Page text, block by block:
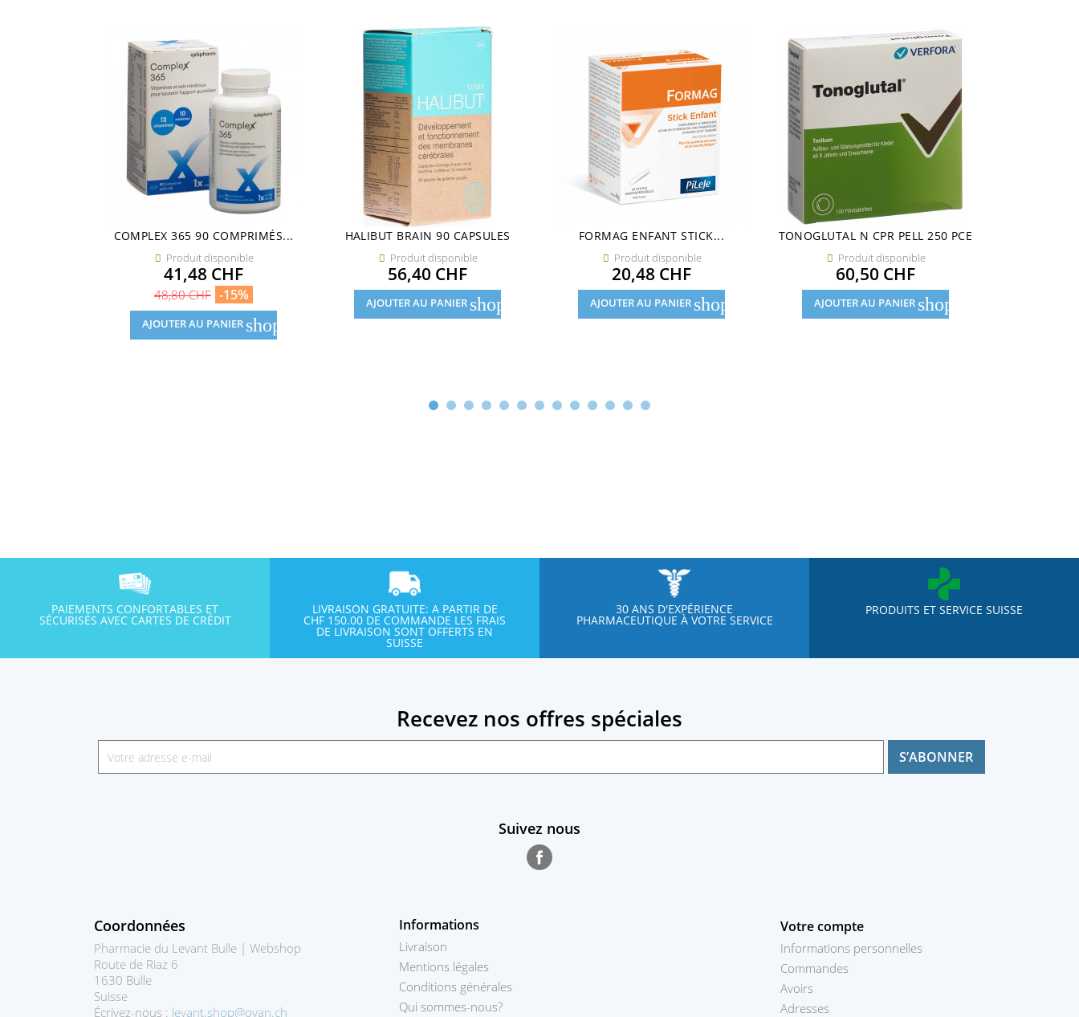
COMPLEX 365 90 COMPRIMÉS...
 Produit disponible
Prix
41,48 CHF
Prix
de
base
48,80 CHF -15%
AJOUTER AU PANIER shopping_cart
HALIBUT BRAIN 90 CAPSULES
 Produit disponible
Prix
56,40 CHF
AJOUTER AU PANIER shopping_cart
FORMAG ENFANT STICK...
 Produit disponible
Prix
20,48 CHF
AJOUTER AU PANIER shopping_cart
TONOGLUTAL N CPR PELL 250 PCE
 Produit disponible
Prix
60,50 CHF
AJOUTER AU PANIER shopping_cart
PAIEMENTS CONFORTABLES ET
SÉCURISÉS AVEC CARTES DE CRÉDIT
LIVRAISON GRATUITE: A PARTIR DE
CHF 150.00 DE COMMANDE LES FRAIS
DE LIVRAISON SONT OFFERTS EN
SUISSE
30 ANS D'EXPÉRIENCE
PHARMACEUTIQUE À VOTRE SERVICE
PRODUITS ET SERVICE SUISSE
Recevez nos offres spéciales
Suivez nous
Coordonnées
Pharmacie du Levant Bulle | Webshop
Route de Riaz 6
1630 Bulle
Suisse
Écrivez-nous : levant.shop@ovan.ch
Informations
Livraison
Mentions légales
Conditions générales
Qui sommes-nous?
Votre compte
Informations personnelles
Commandes
Avoirs
Adresses